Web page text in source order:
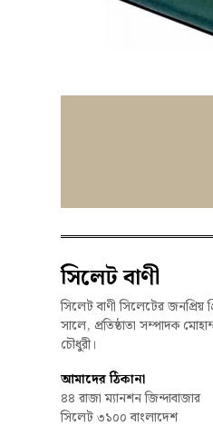
সিলেট বাণী
সিলেট বাণী সিলেটের জনপ্রিয়
সালে, প্রতিষ্ঠাতা সম্পাদক
চৌধুরী।
আমাদের ঠিকানা
৪৪ রাজা ম্যানশন জিন্দাবাজার
সিলেট ৩১০০ বাংলাদেশ